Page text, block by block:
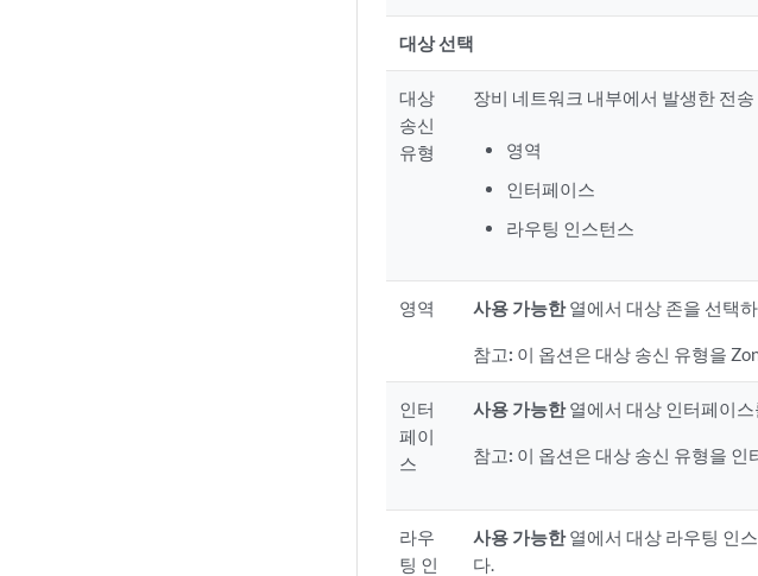
대상 선택
대상
송신
유형
장비 네트워크 내부에서 발생한 전
영역
인터페이스
라우팅 인스턴스
영역 사용 가능한열에서 대상 존을 선택
참고: 이 옵션은 대상 송신 유형을
인터
페이
스
사용 가능한열에서 대상 인터페이
참고: 이 옵션은 대상 송신 유형을
라우
팅 인
사용 가능한열에서 대상 라우팅 인
다.